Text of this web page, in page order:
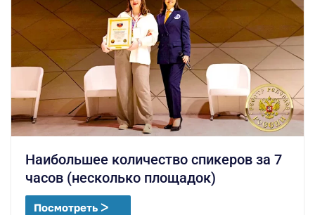
Наибольшее количество спикеров за 7
часов (несколько площадок)
Посмотреть ᐳ